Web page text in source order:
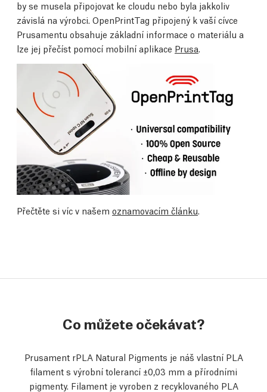
by se musela připojovat ke cloudu nebo byla jakkoliv
závislá na výrobci. OpenPrintTag připojený k vaší cívce
Prusamentu obsahuje základní informace o materiálu a
lze jej přečíst pomocí mobilní aplikace Prusa
Přečtěte si víc v našem oznamovacím článku
Co můžete očekávat?
Prusament rPLA Natural Pigments je náš vlastní PLA
filament s výrobní tolerancí ±0,03 mm a přírodními
pigmenty. Filament je vyroben z recyklovaného PLA